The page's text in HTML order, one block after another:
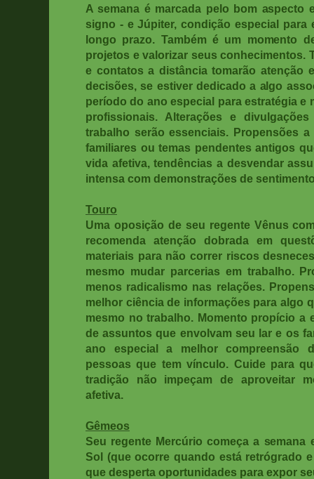
A semana é marcada pelo bom aspecto
signo - e Júpiter, condição especial para
longo prazo. Também é um momento
projetos e valorizar seus conhecimentos.
e contatos a distância tomarão atenção
decisões, se estiver dedicado a algo
período do ano especial para estratégia e
profissionais. Alterações e
trabalho serão essenciais. Propensões
familiares ou temas pendentes antigos
vida afetiva, tendências a desvendar
intensa com demonstrações de
Touro
Uma oposição de seu regente Vênus
recomenda atenção dobrada em
materiais para não correr riscos
mesmo mudar parcerias em trabalho.
menos radicalismo nas relações.
melhor ciência de informações para algo
mesmo no trabalho. Momento propício a
de assuntos que envolvam seu lar e os
ano especial a melhor compreensão
pessoas que tem vínculo. Cuide para
tradição não impeçam de aproveitar
afetiva.
Gêmeos
Seu regente Mercúrio começa a
Sol (que ocorre quando está retrógrado
que desperta oportunidades para expor